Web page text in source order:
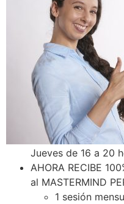
Jueves de 16 a 20
AHORA RECIBE
al MASTERMIND
1 sesión
Curso
2,500.00 €